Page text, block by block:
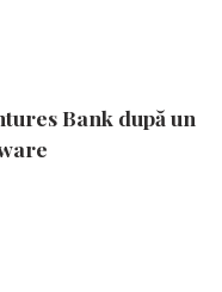
Bank după un